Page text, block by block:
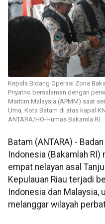
Kepala Bidang Operasi Zona
Priyatno bersalaman dengan
Maritim Malaysia (APMM) saat
Uma, Kota Batam di atas kapal
ANTARA/HO-Humas Bakamla RI.
Batam (ANTARA) -
Indonesia (Bakamlah
empat nelayan asal
Kepulauan Riau terjadi
Indonesia dan Malaysia,
melanggar wilayah